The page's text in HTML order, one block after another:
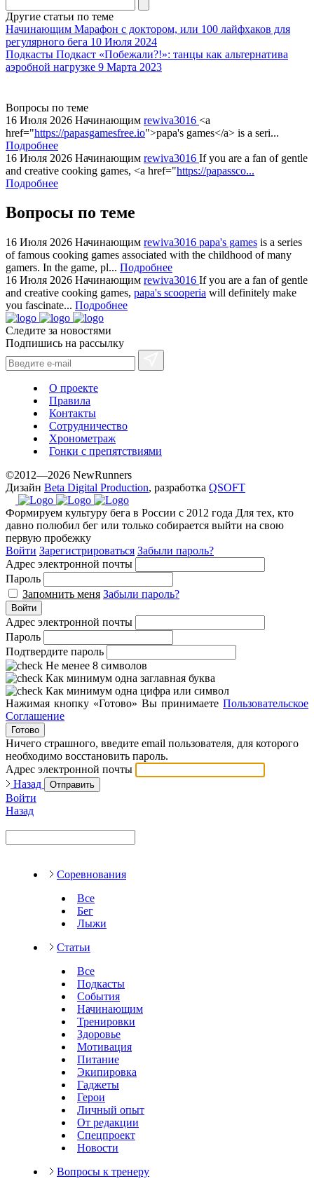
Другие статьи по теме
Начинающим Марафон с доктором, или 100 лайфхаков для
регулярного бега 10 Июля 2024
Подкасты Подкаст «Побежали?!»: танцы как альтернатива
аэробной нагрузке 9 Марта 2023
Вопросы по теме
16 Июля 2026 Начинающим rewiva3016 <a
href="https://papasgamesfree.io">papa's games</a> is a seri...
Подробнее
16 Июля 2026 Начинающим rewiva3016 If you are a fan of gentle
and creative cooking games, <a href="https://papassco...
Подробнее
Вопросы по теме
16 Июля 2026 Начинающим rewiva3016 papa's games is a series
of famous cooking games associated with the childhood of many
gamers. In the game, pl... Подробнее
16 Июля 2026 Начинающим rewiva3016 If you are a fan of gentle
and creative cooking games, papa's scooperia will definitely make
you fascinate... Подробнее
Следите за новостями
Подпишись на рассылку
О проекте
Правила
Контакты
Сотрудничество
Хронометраж
Гонки с препятствиями
©2012—2026 NewRunners
Дизайн Beta Digital Production, разработка QSOFT
Формируем культуру бега в России с 2012 года Для тех, кто
давно полюбил бег или только собирается выйти на свою
первую пробежку
Войти Зарегистрироваться Забыли пароль?
Адрес электронной почты
Пароль
Запомнить меня Забыли пароль?
Войти
Адрес электронной почты
Пароль
Подтвердите пароль
Не менее 8 символов
Как минимум одна заглавная буква
Как минимум одна цифра или символ
Нажимая кнопку «Готово» Вы принимаете Пользовательское
Соглашение
Готово
Ничего страшного, введите email пользователя, для которого
необходимо восстановить пароль.
Адрес электронной почты
Назад
Отправить
Войти
Назад
Соревнования
Все
Бег
Лыжи
Статьи
Все
Подкасты
События
Начинающим
Тренировки
Здоровье
Мотивация
Питание
Экипировка
Гаджеты
Герои
Личный опыт
От редакции
Спецпроект
Новости
Вопросы к тренеру